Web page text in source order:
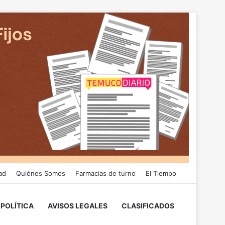
Quiénes Somos Farmacias de turno El Tiempo
POLÍTICA AVISOS LEGALES CLASIFICADOS